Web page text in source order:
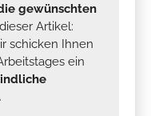
gewünschten
Artikel:
schicken Ihnen
ein